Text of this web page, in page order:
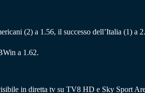
(2) a 1.56, il successo dell’Italia (1) a
a 1.62.
in diretta tv su TV8 HD e Sky Sport